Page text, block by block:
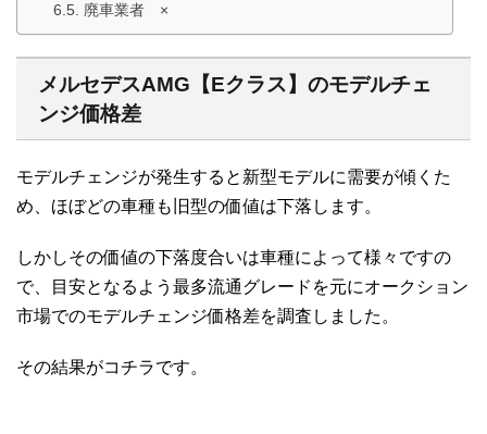
廃車業者 ×
メルセデスAMG【Eクラス】のモデルチェ
ンジ価格差
モデルチェンジが発生すると新型モデルに需要が傾くた
め、ほぼどの車種も旧型の価値は下落します。
しかしその価値の下落度合いは車種によって様々ですの
で、目安となるよう最多流通グレードを元にオークション
市場でのモデルチェンジ価格差を調査しました。
その結果がコチラです。